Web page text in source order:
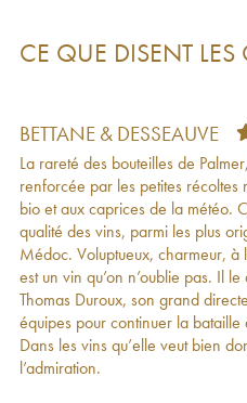
Alter Ego de Palmer Second
Château Palmer 3ème
Vin Blanc de Palmer2013
Château Palmer 3ème
Alter Ego de Palmer
Vin Blanc de Palmer 2012
Château Palmer 3ème
Alter Ego de Palmer
Vin Blanc de Palmer2011
Château Palmer 3ème
Alter Ego de Palmer
Vin Blanc de Palmer2010
Château Palmer 3ème
CE QUE DISENT LES
BETTANE & DESSEAUVE
La rareté des bouteilles de
renforcée par les petites récoltes
bio et aux caprices de la météo.
qualité des vins, parmi les plus
Médoc. Voluptueux, charmeur, à
est un vin qu’on n’oublie pas. Il
Thomas Duroux, son grand
équipes pour continuer la bataille
Dans les vins qu’elle veut bien
l’admiration.